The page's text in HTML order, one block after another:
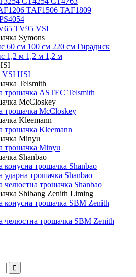
TAF1506 TAF1809
TV95 VSI
Symons
60 см 100 см 220 см Гирадиск
1,2 м 1,2 м 1,2 м
VSI HSI
Telsmith
трошачка ASTEC Telsmith
McCloskey
трошачка McCloskey
Kleemann
трошачка Kleemann
Minyu
трошачка Minyu
Shanbao
конусна трошачка Shanbao
ударна трошачка Shanbao
челюстна трошачка Shanbao
Shibang Zenith Liming
конусна трошачка SBM Zenith
челюстна трошачка SBM Zenith